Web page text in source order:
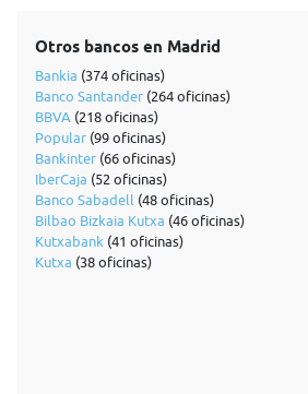
Otros bancos en Madrid
Bankia (374 oficinas)
Banco Santander (264 oficinas)
BBVA (218 oficinas)
Popular (99 oficinas)
Bankinter (66 oficinas)
IberCaja (52 oficinas)
Banco Sabadell (48 oficinas)
Bilbao Bizkaia Kutxa (46 oficinas)
Kutxabank (41 oficinas)
Kutxa (38 oficinas)